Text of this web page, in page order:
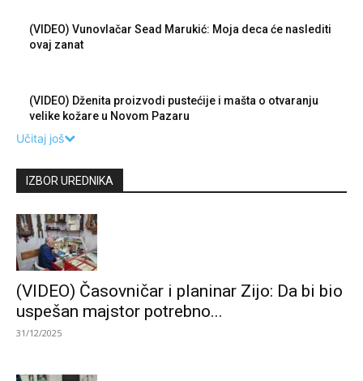
(VIDEO) Vunovlačar Sead Marukić: Moja deca će naslediti
ovaj zanat
(VIDEO) Dženita proizvodi pustećije i mašta o otvaranju
velike kožare u Novom Pazaru
Učitaj još
IZBOR UREDNIKA
(VIDEO) Časovničar i planinar Zijo: Da bi bio
uspešan majstor potrebno...
31/12/2025